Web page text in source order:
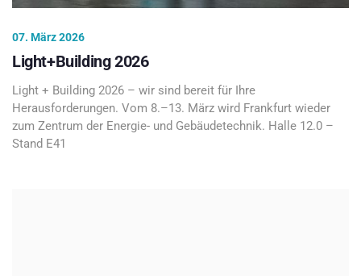
07. März 2026
Light+Building 2026
Light + Building 2026 – wir sind bereit für Ihre
Herausforderungen. Vom 8.–13. März wird Frankfurt wieder
zum Zentrum der Energie- und Gebäudetechnik. Halle 12.0 –
Stand E41